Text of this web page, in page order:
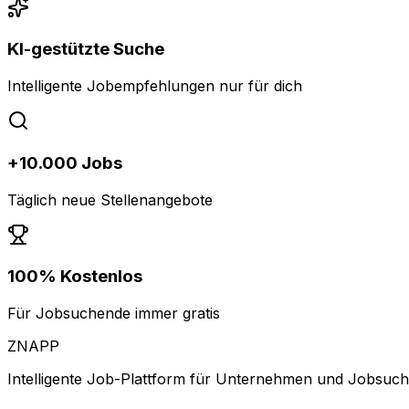
KI-gestützte Suche
Intelligente Jobempfehlungen nur für dich
+10.000 Jobs
Täglich neue Stellenangebote
100% Kostenlos
Für Jobsuchende immer gratis
ZNAPP
Intelligente Job-Plattform für Unternehmen und